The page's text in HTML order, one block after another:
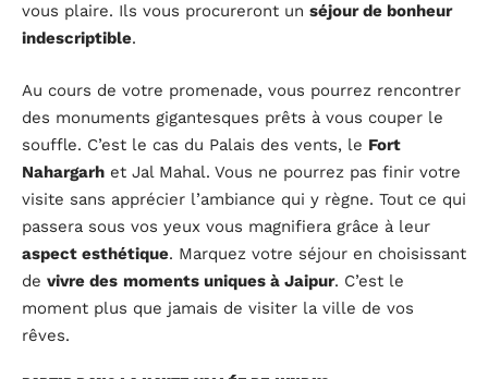
vous plaire. Ils vous procureront un séjour de bonheur
indescriptible.
Au cours de votre promenade, vous pourrez rencontrer
des monuments gigantesques prêts à vous couper le
souffle. C’est le cas du Palais des vents, le Fort
Nahargarh et Jal Mahal. Vous ne pourrez pas finir votre
visite sans apprécier l’ambiance qui y règne. Tout ce qui
passera sous vos yeux vous magnifiera grâce à leur
aspect esthétique. Marquez votre séjour en choisissant
de vivre des moments uniques à Jaipur. C’est le
moment plus que jamais de visiter la ville de vos
rêves.